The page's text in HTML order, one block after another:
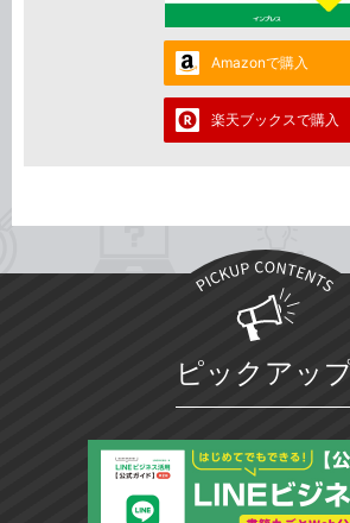
Amazonで購入
楽天ブックスで購入
ピックアッ